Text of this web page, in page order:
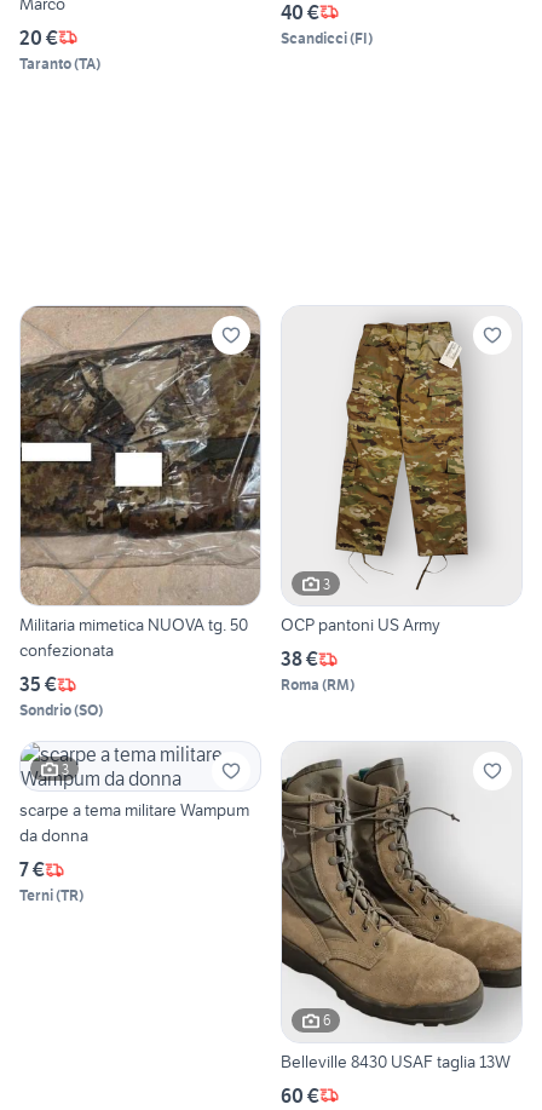
20 €
Taranto(TA)
40 €
Scandicci(FI)
Militaria mimetica NUOVA tg. 50
confezionata
35 €
Sondrio(SO)
3
OCP pantoni US Army
38 €
Roma (RM)
3
scarpe a tema militare Wampum
da donna
7 €
Terni(TR)
6
Belleville 8430 USAF taglia 13W
60 €